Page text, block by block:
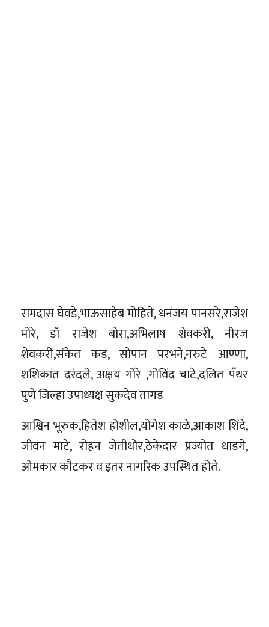
रामदास घेवडे,भाऊसाहेब मोहिते, धनंजय पानसरे,राजेश
मोरे, डॉ राजेश बोरा,अभिलाष शेवकरी, नीरज
शेवकरी,संकेत कड, सोपान परभने,नरुटे आण्णा,
शशिकांत दरंदले, अक्षय गोरे ,गोविंद चाटे,दलित पँथर
पुणे जिल्हा उपाध्यक्ष सुकदेव तागड
आश्विन भूरुक,हितेश होशील,योगेश काळे,आकाश शिंदे,
जीवन माटे, रोहन जेतीथोर,ठेकेदार प्रज्योत धाडगे,
ओमकार कौटकर व इतर नागरिक उपस्थित होते.